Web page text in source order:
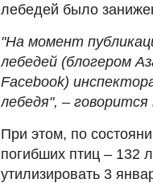
лебедей было
"На момент
лебедей (блогером
Facebook)
лебедя", –
При этом, по
погибших птиц – 132
утилизировать 3